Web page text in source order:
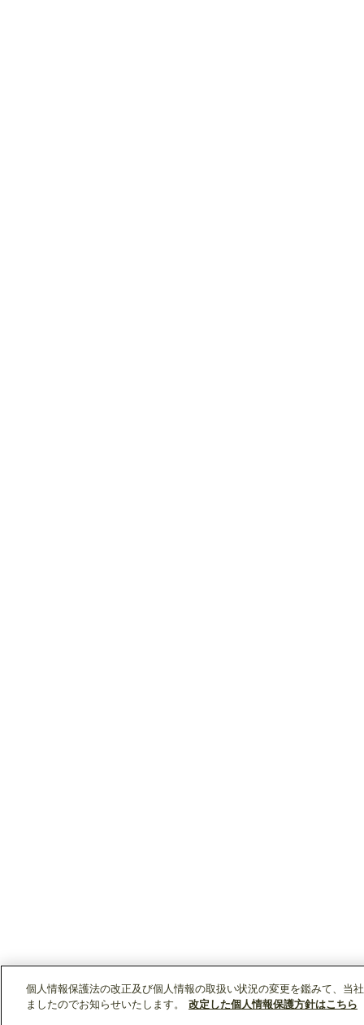
個人情報保護法の改正及び個人情報の取扱い状況の変更を鑑みて、当
ましたのでお知らせいたします。
改定した個人情報保護方針はこちら